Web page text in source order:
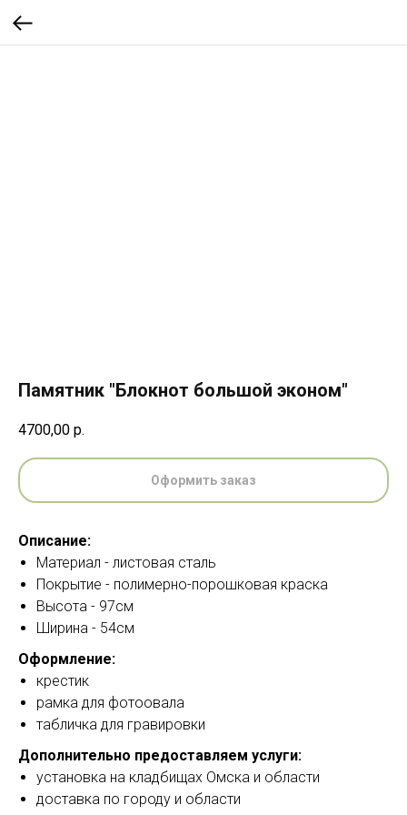
Памятник "Блокнот большой эконом"
4700,00 р.
Оформить заказ
Описание:
Материал - листовая сталь
Покрытие - полимерно-порошковая краска
Высота - 97см
Ширина - 54см
Оформление:
крестик
рамка для фотоовала
табличка для гравировки
Дополнительно предоставляем услуги:
установка на кладбищах Омска и области
доставка по городу и области